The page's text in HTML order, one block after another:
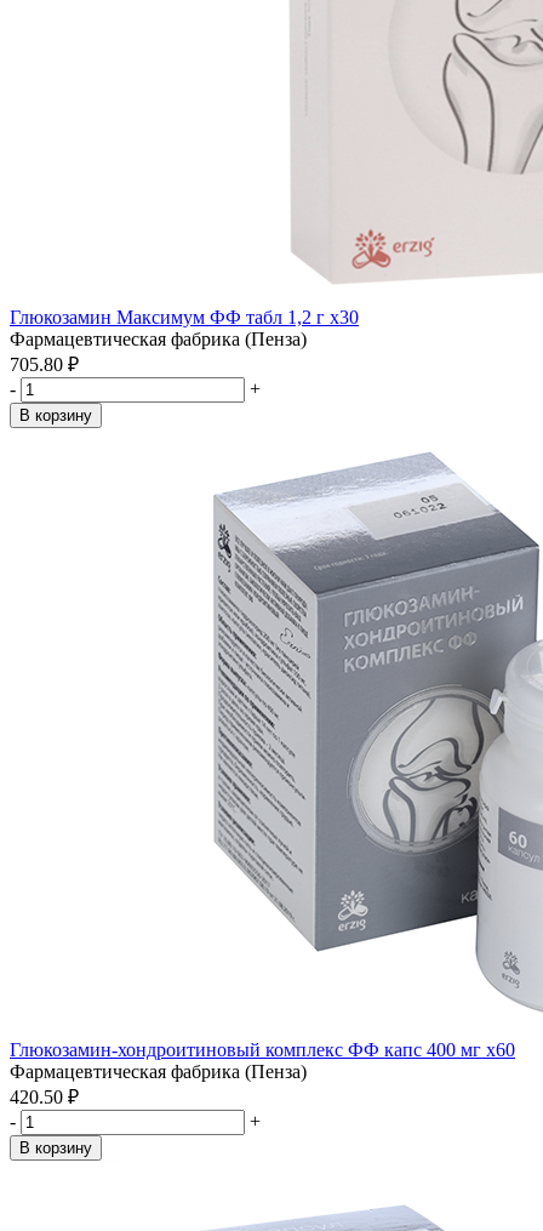
Глюкозамин Максимум ФФ табл 1,2 г x30
Фармацевтическая фабрика (Пенза)
705.80 ₽
-
+
В корзину
Глюкозамин-хондроитиновый комплекс ФФ капс 400 мг x60
Фармацевтическая фабрика (Пенза)
420.50 ₽
-
+
В корзину